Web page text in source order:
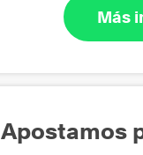
Más
Apostamos